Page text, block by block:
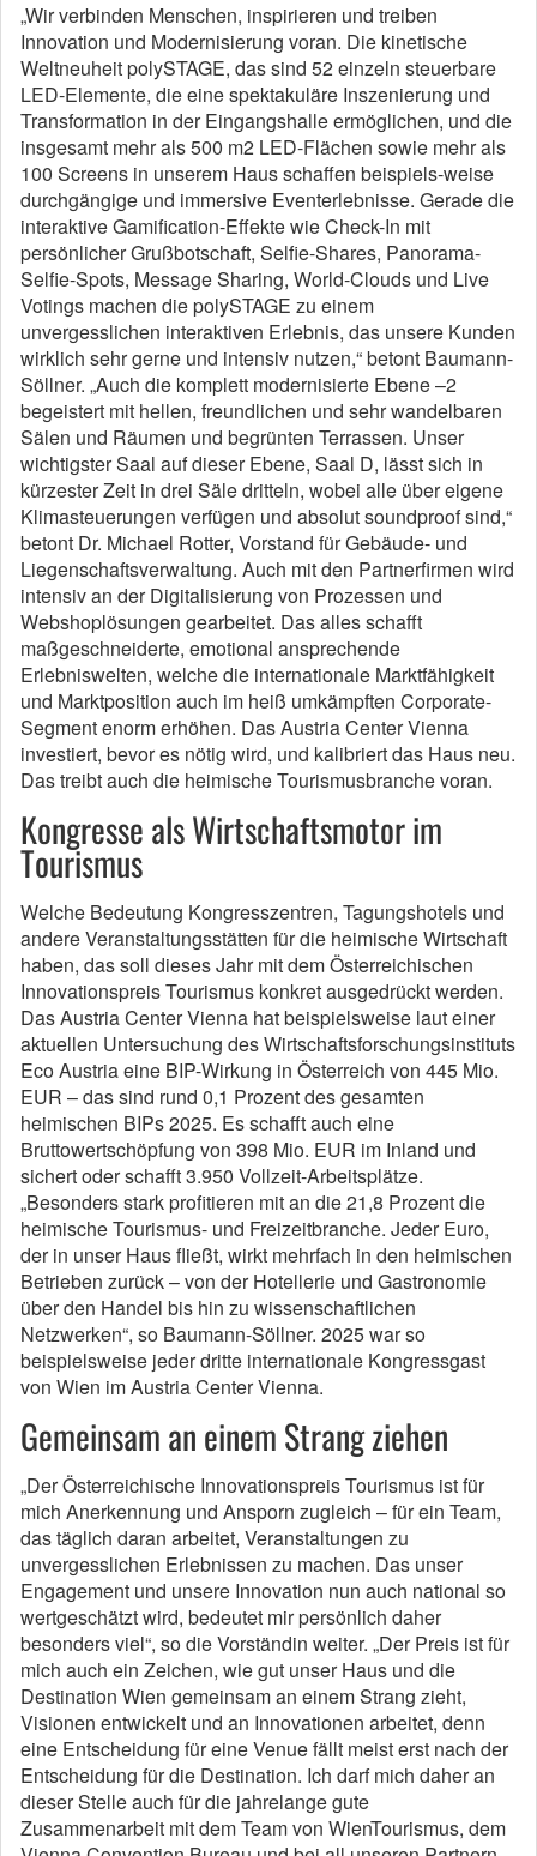
„Wir verbinden Menschen, inspirieren und treiben
Innovation und Modernisierung voran. Die kinetische
Weltneuheit polySTAGE, das sind 52 einzeln steuerbare
LED-Elemente, die eine spektakuläre Inszenierung und
Transformation in der Eingangshalle ermöglichen, und die
insgesamt mehr als 500 m2 LED-Flächen sowie mehr als
100 Screens in unserem Haus schaffen beispiels-weise
durchgängige und immersive Eventerlebnisse. Gerade die
interaktive Gamification-Effekte wie Check-In mit
persönlicher Grußbotschaft, Selfie-Shares, Panorama-
Selfie-Spots, Message Sharing, World-Clouds und Live
Votings machen die polySTAGE zu einem
unvergesslichen interaktiven Erlebnis, das unsere Kunden
wirklich sehr gerne und intensiv nutzen,“ betont Baumann-
Söllner. „Auch die komplett modernisierte Ebene –2
begeistert mit hellen, freundlichen und sehr wandelbaren
Sälen und Räumen und begrünten Terrassen. Unser
wichtigster Saal auf dieser Ebene, Saal D, lässt sich in
kürzester Zeit in drei Säle dritteln, wobei alle über eigene
Klimasteuerungen verfügen und absolut soundproof sind,“
betont Dr. Michael Rotter, Vorstand für Gebäude- und
Liegenschaftsverwaltung. Auch mit den Partnerfirmen wird
intensiv an der Digitalisierung von Prozessen und
Webshoplösungen gearbeitet. Das alles schafft
maßgeschneiderte, emotional ansprechende
Erlebniswelten, welche die internationale Marktfähigkeit
und Marktposition auch im heiß umkämpften Corporate-
Segment enorm erhöhen. Das Austria Center Vienna
investiert, bevor es nötig wird, und kalibriert das Haus neu.
Das treibt auch die heimische Tourismusbranche voran.
Kongresse als Wirtschaftsmotor im
Tourismus
Welche Bedeutung Kongresszentren, Tagungshotels und
andere Veranstaltungsstätten für die heimische Wirtschaft
haben, das soll dieses Jahr mit dem Österreichischen
Innovationspreis Tourismus konkret ausgedrückt werden.
Das Austria Center Vienna hat beispielsweise laut einer
aktuellen Untersuchung des Wirtschaftsforschungsinstituts
Eco Austria eine BIP-Wirkung in Österreich von 445 Mio.
EUR – das sind rund 0,1 Prozent des gesamten
heimischen BIPs 2025. Es schafft auch eine
Bruttowertschöpfung von 398 Mio. EUR im Inland und
sichert oder schafft 3.950 Vollzeit-Arbeitsplätze.
„Besonders stark profitieren mit an die 21,8 Prozent die
heimische Tourismus- und Freizeitbranche. Jeder Euro,
der in unser Haus fließt, wirkt mehrfach in den heimischen
Betrieben zurück – von der Hotellerie und Gastronomie
über den Handel bis hin zu wissenschaftlichen
Netzwerken“, so Baumann-Söllner. 2025 war so
beispielsweise jeder dritte internationale Kongressgast
von Wien im Austria Center Vienna.
Gemeinsam an einem Strang ziehen
„Der Österreichische Innovationspreis Tourismus ist für
mich Anerkennung und Ansporn zugleich – für ein Team,
das täglich daran arbeitet, Veranstaltungen zu
unvergesslichen Erlebnissen zu machen. Das unser
Engagement und unsere Innovation nun auch national so
wertgeschätzt wird, bedeutet mir persönlich daher
besonders viel“, so die Vorständin weiter. „Der Preis ist für
mich auch ein Zeichen, wie gut unser Haus und die
Destination Wien gemeinsam an einem Strang zieht,
Visionen entwickelt und an Innovationen arbeitet, denn
eine Entscheidung für eine Venue fällt meist erst nach der
Entscheidung für die Destination. Ich darf mich daher an
dieser Stelle auch für die jahrelange gute
Zusammenarbeit mit dem Team von WienTourismus, dem